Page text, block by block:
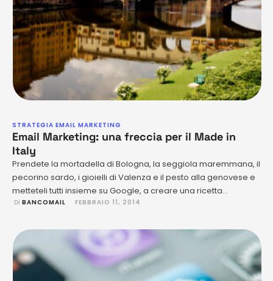
STRATEGIA EMAIL MARKETING
Email Marketing: una freccia per il Made in
Italy
Prendete la mortadella di Bologna, la seggiola maremmana, il
pecorino sardo, i gioielli di Valenza e il pesto alla genovese e
metteteli tutti insieme su Google, a creare una ricetta
splendida come quella del Made in Italy. Google lo celebra
sezione dedicata al cibo, all’artigianato …
Di BANCOMAIL FEBBRAIO 11, 2014